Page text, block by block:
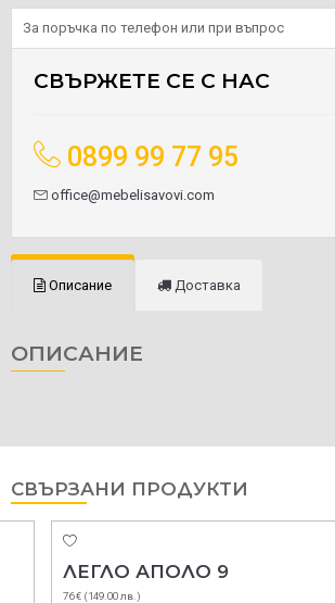
За поръчка по телефон или при въпрос
СВЪРЖЕТЕ СЕ С НАС
0899 99 77 95
office@mebelisavovi.com
Описание Доставка
ОПИСАНИЕ
СВЪРЗАНИ ПРОДУКТИ
ЛЕГЛО АПОЛО 9
76 € (149.00 лв.)